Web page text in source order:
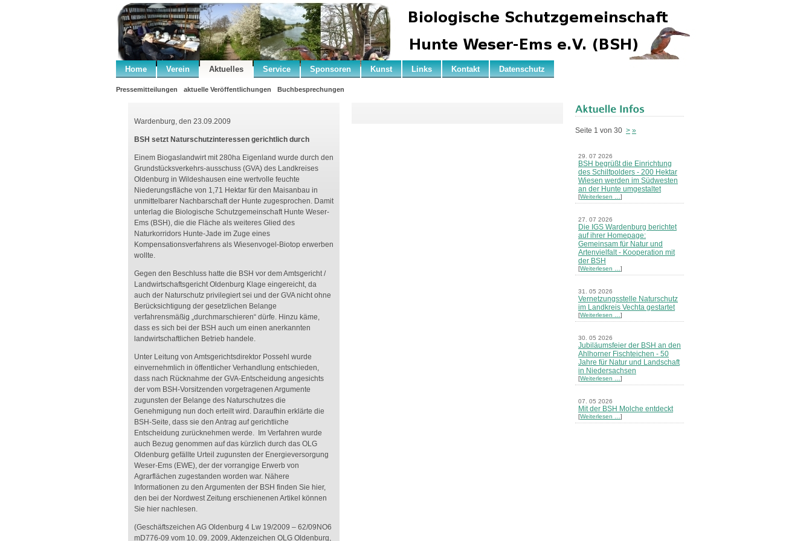
Home Verein Aktuelles Service Sponsoren Kunst Links Kontakt Datenschutz
Pressemitteilungen aktuelle Veröffentlichungen Buchbesprechungen
Wardenburg, den 23.09.2009
BSH setzt Naturschutzinteressen gerichtlich durch
Einem Biogaslandwirt mit 280ha Eigenland wurde durch den
Grundstücksverkehrs-ausschuss (GVA) des Landkreises
Oldenburg in Wildeshausen eine wertvolle feuchte
Niederungsfläche von 1,71 Hektar für den Maisanbau in
unmittelbarer Nachbarschaft der Hunte zugesprochen. Damit
unterlag die Biologische Schutzgemeinschaft Hunte Weser-
Ems (BSH), die die Fläche als weiteres Glied des
Naturkorridors Hunte-Jade im Zuge eines
Kompensationsverfahrens als Wiesenvogel-Biotop erwerben
wollte.
Gegen den Beschluss hatte die BSH vor dem Amtsgericht /
Landwirtschaftsgericht Oldenburg Klage eingereicht, da
auch der Naturschutz privilegiert sei und der GVA nicht ohne
Berücksichtigung der gesetzlichen Belange
verfahrensmäßig „durchmarschieren“ dürfe. Hinzu käme,
dass es sich bei der BSH auch um einen anerkannten
landwirtschaftlichen Betrieb handele.
Unter Leitung von Amtsgerichtsdirektor Possehl wurde
einvernehmlich in öffentlicher Verhandlung entschieden,
dass nach Rücknahme der GVA-Entscheidung angesichts
der vom BSH-Vorsitzenden vorgetragenen Argumente
zugunsten der Belange des Naturschutzes die
Genehmigung nun doch erteilt wird. Daraufhin erklärte die
BSH-Seite, dass sie den Antrag auf gerichtliche
Entscheidung zurücknehmen werde. Im Verfahren wurde
auch Bezug genommen auf das kürzlich durch das OLG
Oldenburg gefällte Urteil zugunsten der Energieversorgung
Weser-Ems (EWE), der der vorrangige Erwerb von
Agrarflächen zugestanden worden war. Nähere
Informationen zu den Argumenten der BSH finden Sie hier,
den bei der Nordwest Zeitung erschienenen Artikel können
Sie hier nachlesen.
(Geschäftszeichen AG Oldenburg 4 Lw 19/2009 – 62/09NO6
mD776-09 vom 10. 09. 2009, Aktenzeichen OLG Oldenburg,
Seite 1 von 30 > »
29. 07 2026
BSH begrüßt die Einrichtung
des Schilfpolders - 200 Hektar
Wiesen werden im Südwesten
an der Hunte umgestaltet
[Weiterlesen … ]
27. 07 2026
Die IGS Wardenburg berichtet
auf ihrer Homepage:
Gemeinsam für Natur und
Artenvielfalt - Kooperation mit
der BSH
[Weiterlesen … ]
31. 05 2026
Vernetzungsstelle Naturschutz
im Landkreis Vechta gestartet
[Weiterlesen … ]
30. 05 2026
Jubiläumsfeier der BSH an den
Ahlhorner Fischteichen - 50
Jahre für Natur und Landschaft
in Niedersachsen
[Weiterlesen … ]
07. 05 2026
Mit der BSH Molche entdeckt
[Weiterlesen … ]